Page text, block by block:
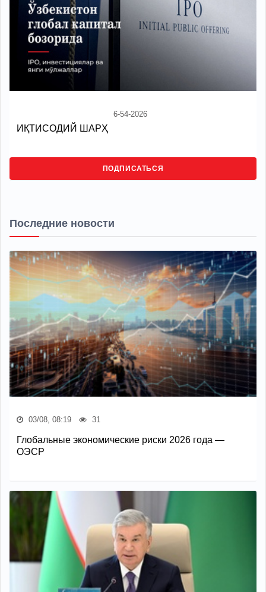
6-54-2026
ИҚТИСОДИЙ ШАРҲ
ПОДПИСАТЬСЯ
Последние новости
03/08, 08:19 31
Глобальные экономические риски 2026 года —
ОЭСР